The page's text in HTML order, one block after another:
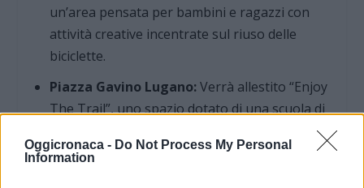
Oggicronaca - Do Not Process My Personal
Information
un’area pensata per bambini e ragazzi con
attività creative incentrate sul riuso delle
biciclette.
Piazza Gavino Lugano:Verrà allestito “Enjoy
The Trail”, uno spazio dotato di una scuola di
MTB (Mountain Bike) interamente dedicato ai
più piccoli.